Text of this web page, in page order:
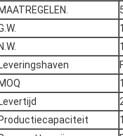
MAATREGELEN.
N.W.
Leveringshaven
MOQ
Levertijd
Productiecapaciteit